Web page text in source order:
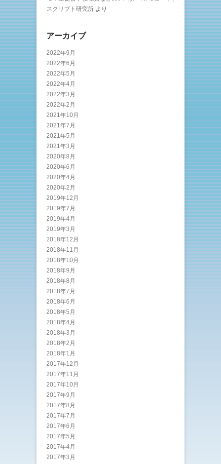
スクリプト研究所 より
アーカイブ
2022年9月
2022年6月
2022年5月
2022年4月
2022年3月
2022年2月
2021年10月
2021年7月
2021年5月
2021年3月
2020年8月
2020年6月
2020年4月
2020年2月
2019年12月
2019年7月
2019年4月
2019年3月
2018年12月
2018年11月
2018年10月
2018年9月
2018年8月
2018年7月
2018年6月
2018年5月
2018年4月
2018年3月
2018年2月
2018年1月
2017年12月
2017年11月
2017年10月
2017年9月
2017年8月
2017年7月
2017年6月
2017年5月
2017年4月
2017年3月